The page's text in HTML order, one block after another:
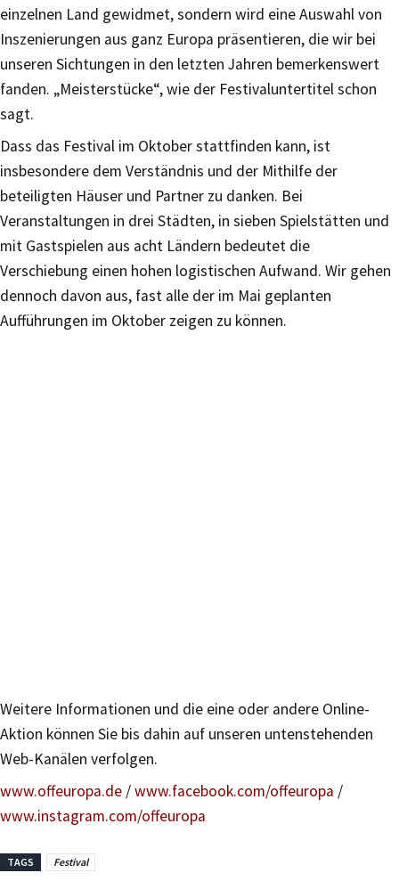
einzelnen Land gewidmet, sondern wird eine Auswahl von
Inszenierungen aus ganz Europa präsentieren, die wir bei
unseren Sichtungen in den letzten Jahren bemerkenswert
fanden. „Meisterstücke“, wie der Festivaluntertitel schon
sagt.
Dass das Festival im Oktober stattfinden kann, ist
insbesondere dem Verständnis und der Mithilfe der
beteiligten Häuser und Partner zu danken. Bei
Veranstaltungen in drei Städten, in sieben Spielstätten und
mit Gastspielen aus acht Ländern bedeutet die
Verschiebung einen hohen logistischen Aufwand. Wir gehen
dennoch davon aus, fast alle der im Mai geplanten
Aufführungen im Oktober zeigen zu können.
Weitere Informationen und die eine oder andere Online-
Aktion können Sie bis dahin auf unseren untenstehenden
Web-Kanälen verfolgen.
www.offeuropa.de /www.facebook.com/offeuropa /
www.instagram.com/offeuropa
TAGS Festival